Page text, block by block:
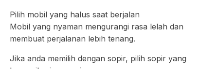
Pilih mobil yang halus saat berjalan
Mobil yang nyaman mengurangi rasa lelah dan
membuat perjalanan lebih tenang.
Jika anda memilih dengan sopir, pilih sopir yang